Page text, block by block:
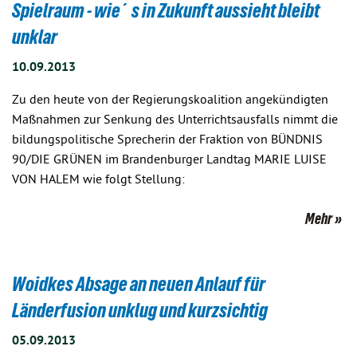
Spielraum - wie´s in Zukunft aussieht bleibt
unklar
10.09.2013
Zu den heute von der Regierungskoalition angekündigten
Maßnahmen zur Senkung des Unterrichtsausfalls nimmt die
bildungspolitische Sprecherin der Fraktion von BÜNDNIS
90/DIE GRÜNEN im Brandenburger Landtag MARIE LUISE
VON HALEM wie folgt Stellung:
Mehr
Woidkes Absage an neuen Anlauf für
Länderfusion unklug und kurzsichtig
05.09.2013